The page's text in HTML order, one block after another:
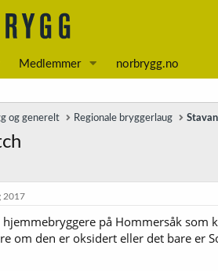
Medlemmer norbrygg.no
og generelt Regionale bryggerlaug
2017
hjemmebryggere på Hommersåk som
om den er oksidert eller det bare er